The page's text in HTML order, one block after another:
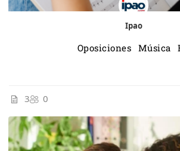
Ipao
Oposiciones Música
3 0